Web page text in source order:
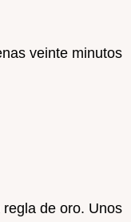
veinte minutos
de oro. Unos